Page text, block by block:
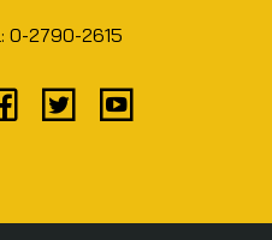
0-2790-2615